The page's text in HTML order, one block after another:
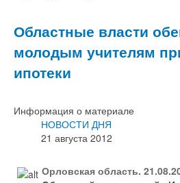
Областные власти
молодым учителям
ипотеки
Информация о материале
НОВОСТИ ДНЯ
21 августа 2012
Орловская область.